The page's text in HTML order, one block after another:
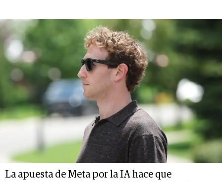
La apuesta de Meta por la IA hace que